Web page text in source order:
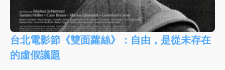
台北電影節《雙面蘿絲》：自由，是從未存在
的虛假議題